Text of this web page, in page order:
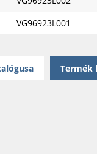
VG96923L001
Termék